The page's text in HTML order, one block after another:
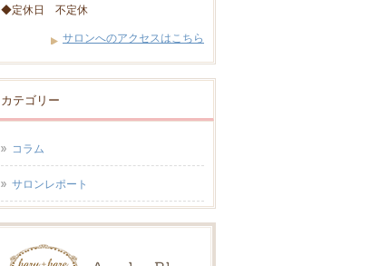
◆定休日 不定休
サロンへのアクセスはこちら
カテゴリー
コラム
サロンレポート